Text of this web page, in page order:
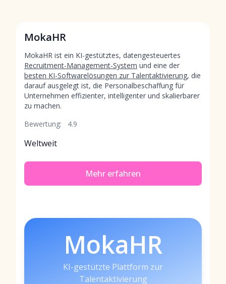
MokaHR
MokaHR ist ein KI-gestütztes, datengesteuertes
Recruitment-Management-System und eine der
besten KI-Softwarelösungen zur Talentaktivierung, die
darauf ausgelegt ist, die Personalbeschaffung für
Unternehmen effizienter, intelligenter und skalierbarer
zu machen.
Bewertung:
4.9
Weltweit
Mehr erfahren
MokaHR
KI-gestützte Plattform zur
Talentaktivierung